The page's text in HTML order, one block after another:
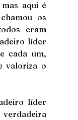
aqui é
os
eram
líder
cada um,
valoriza o
líder